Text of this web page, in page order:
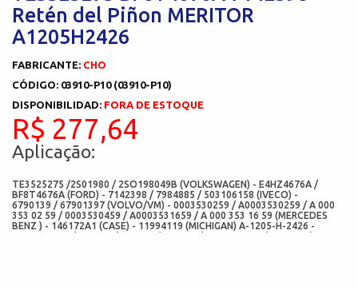
Retén del Piñon MERITOR
A1205H2426
FABRICANTE: CHO
CÓDIGO: 03910-P10 (03910-P10)
DISPONIBILIDAD: FORA DE ESTOQUE
R$ 277,64
Aplicação:
TE3525275 /2S01980 / 2SO198049B (VOLKSWAGEN) - E4HZ4676A /
BF8T4676A (FORD) - 7142398 / 7984885 / 503106158 (IVECO) -
6790139 / 67901397 (VOLVO/VM) - 0003530259 / A0003530259 / A 000
353 02 59 / 0003530459 / A0003531659 / A 000 353 16 59 (MERCEDES
BENZ ) - 146172A1 (CASE) - 11994119 (MICHIGAN) A-1205-H-2426 -
A1205H2426 / 806591 / 104126 / 104377 / A1205Y1897 (MERITOR) -